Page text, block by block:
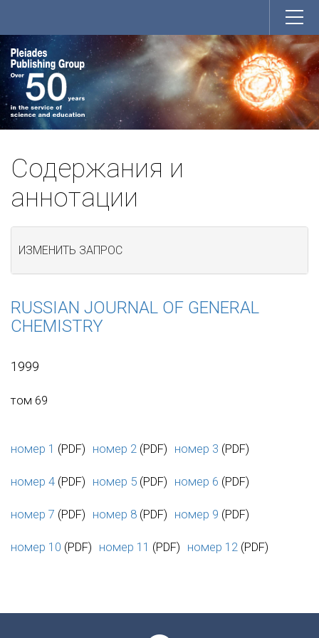
Содержания и
аннотации
ИЗМЕНИТЬ ЗАПРОС
RUSSIAN JOURNAL OF GENERAL
CHEMISTRY
1999
том 69
номер 1 (PDF) номер 2 (PDF) номер 3 (PDF)
номер 4 (PDF) номер 5 (PDF) номер 6 (PDF)
номер 7 (PDF) номер 8 (PDF) номер 9 (PDF)
номер 10 (PDF) номер 11 (PDF) номер 12 (PDF)